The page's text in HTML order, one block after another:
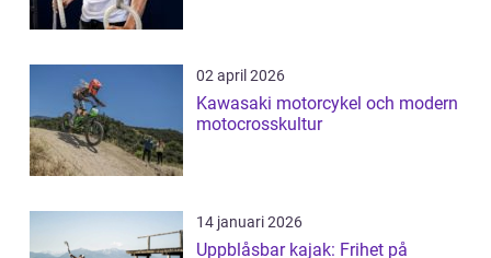
02 april 2026
Kawasaki motorcykel och modern
motocrosskultur
14 januari 2026
Uppblåsbar kajak: Frihet på